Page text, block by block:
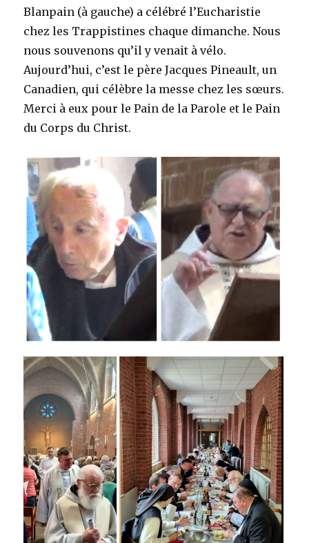
Blanpain (à gauche) a célébré l’Eucharistie
chez les Trappistines chaque dimanche. Nous
nous souvenons qu’il y venait à vélo.
Aujourd’hui, c’est le père Jacques Pineault, un
Canadien, qui célèbre la messe chez les sœurs.
Merci à eux pour le Pain de la Parole et le Pain
du Corps du Christ.